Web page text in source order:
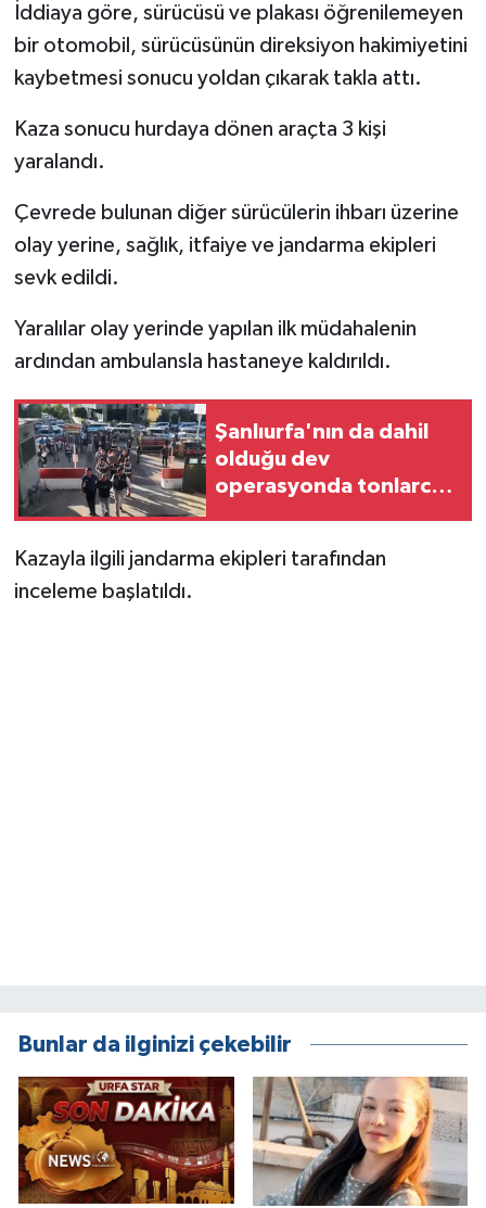
İddiaya göre, sürücüsü ve plakası öğrenilemeyen
bir otomobil, sürücüsünün direksiyon hakimiyetini
kaybetmesi sonucu yoldan çıkarak takla attı.
Kaza sonucu hurdaya dönen araçta 3 kişi
yaralandı.
Çevrede bulunan diğer sürücülerin ihbarı üzerine
olay yerine, sağlık, itfaiye ve jandarma ekipleri
sevk edildi.
Yaralılar olay yerinde yapılan ilk müdahalenin
ardından ambulansla hastaneye kaldırıldı.
Şanlıurfa'nın da dahil
olduğu dev
operasyonda tonlarca
Kazayla ilgili jandarma ekipleri tarafından
inceleme başlatıldı.
Bunlar da ilginizi çekebilir